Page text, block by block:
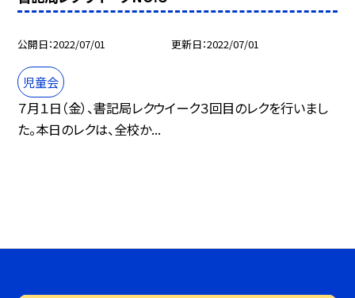
公開日 2022/07/01 更新日 2022/07/01
児童会
７月１日（金）、書記局レクウイーク３回目のレクを行いまし
た。本日のレクは、全校か...